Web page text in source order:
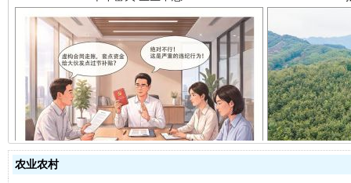
揭开“小金库”的免责幌子
农业农村